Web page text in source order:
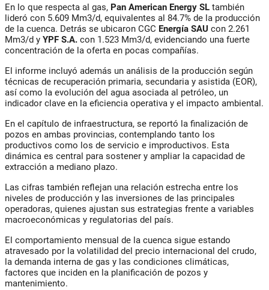
En lo que respecta al gas, Pan American Energy SL también
lideró con 5.609 Mm3/d, equivalentes al 84.7% de la producción
de la cuenca. Detrás se ubicaron CGC Energía SAU con 2.261
Mm3/d y YPF S.A. con 1.523 Mm3/d, evidenciando una fuerte
concentración de la oferta en pocas compañías.
El informe incluyó además un análisis de la producción según
técnicas de recuperación primaria, secundaria y asistida (EOR),
así como la evolución del agua asociada al petróleo, un
indicador clave en la eficiencia operativa y el impacto ambiental.
En el capítulo de infraestructura, se reportó la finalización de
pozos en ambas provincias, contemplando tanto los
productivos como los de servicio e improductivos. Esta
dinámica es central para sostener y ampliar la capacidad de
extracción a mediano plazo.
Las cifras también reflejan una relación estrecha entre los
niveles de producción y las inversiones de las principales
operadoras, quienes ajustan sus estrategias frente a variables
macroeconómicas y regulatorias del país.
El comportamiento mensual de la cuenca sigue estando
atravesado por la volatilidad del precio internacional del crudo,
la demanda interna de gas y las condiciones climáticas,
factores que inciden en la planificación de pozos y
mantenimiento.